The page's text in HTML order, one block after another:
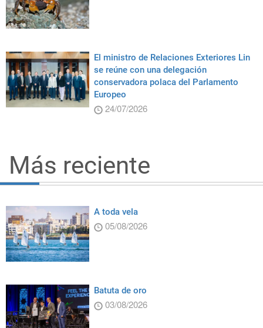
El ministro de Relaciones Exteriores Lin
se reúne con una delegación
conservadora polaca del Parlamento
Europeo
24/07/2026
Más reciente
A toda vela
05/08/2026
Batuta de oro
03/08/2026